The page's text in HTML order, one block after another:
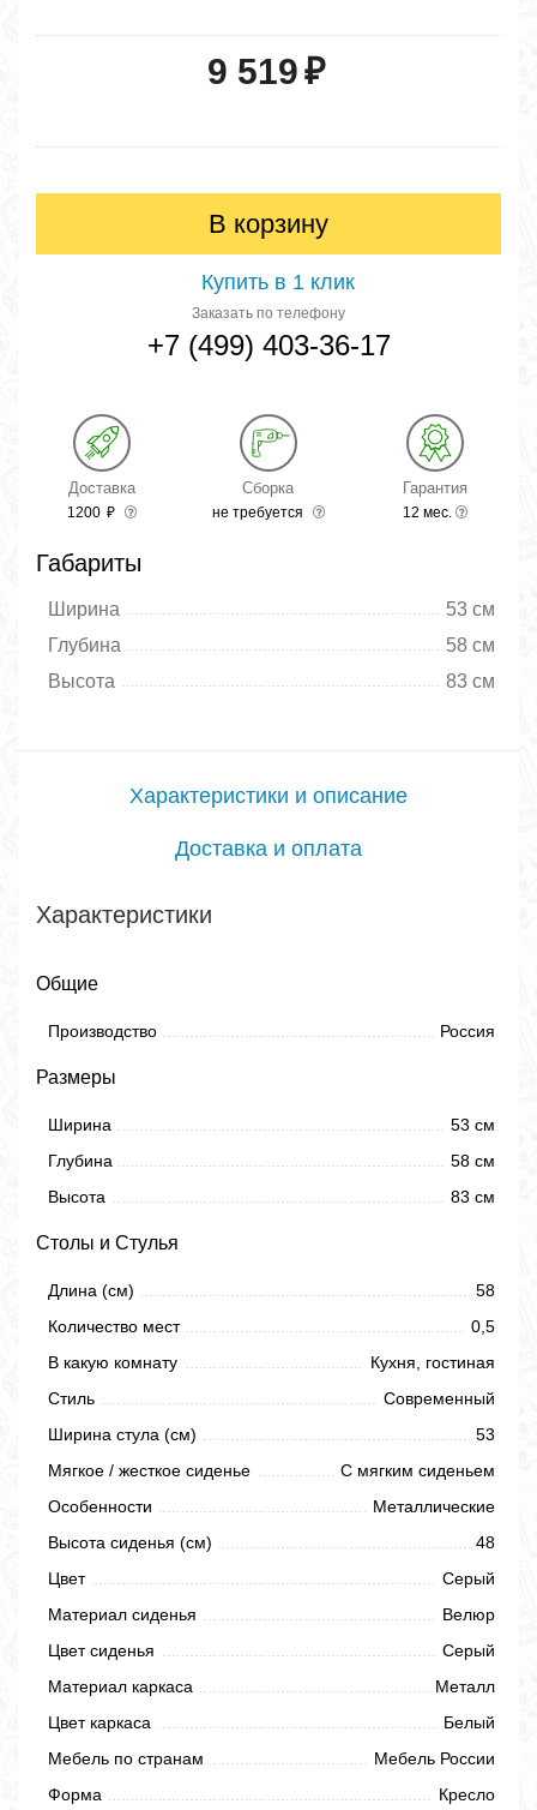
9 519₽
В корзину
Купить в 1 клик
Заказать по телефону
+7 (499) 403-36-17
Доставка
1200 ₽
Сборка
не требуется
Гарантия
12 мес.
Габариты
Ширина
53 см
Глубина
58 см
Высота
83 см
Характеристики и описание
Доставка и оплата
Характеристики
Общие
Производство Россия
Размеры
Ширина
53 см
Глубина
58 см
Высота
83 см
Столы и Стулья
Длина (см)
58
Количество мест
0,5
В какую комнату
Кухня, гостиная
Стиль
Современный
Ширина стула (см)
53
Мягкое / жесткое сиденье
С мягким сиденьем
Особенности
Металлические
Высота сиденья (см)
48
Цвет
Серый
Материал сиденья
Велюр
Цвет сиденья
Серый
Материал каркаса
Металл
Цвет каркаса
Белый
Мебель по странам
Мебель России
Форма
Кресло